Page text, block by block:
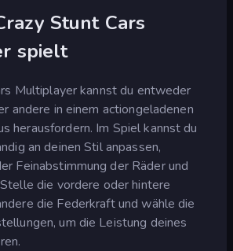
Stunt Cars
spielt
Multiplayer kannst du entweder
andere in einem actiongeladenen
herausfordern. Im Spiel kannst du
an deinen Stil anpassen,
Feinabstimmung der Räder und
die vordere oder hintere
die Federkraft und wähle die
um die Leistung deines